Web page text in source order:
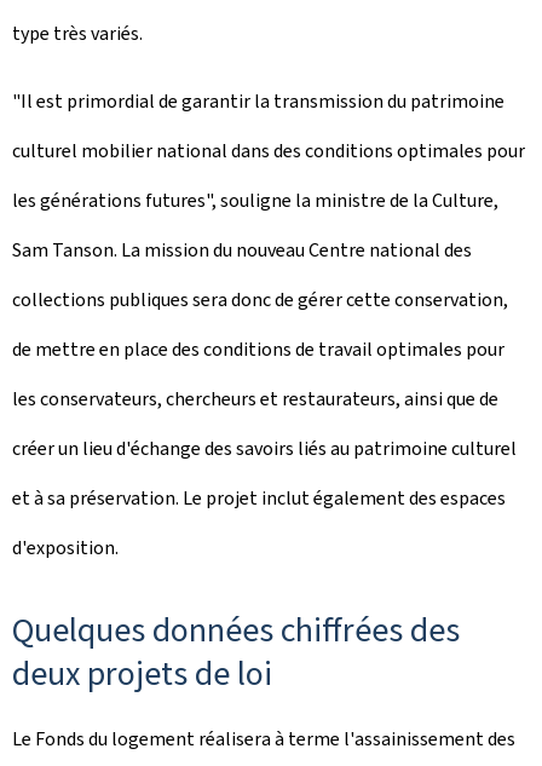
type très variés.
"Il est primordial de garantir la transmission du patrimoine
culturel mobilier national dans des conditions optimales pour
les générations futures", souligne la ministre de la Culture,
Sam Tanson. La mission du nouveau Centre national des
collections publiques sera donc de gérer cette conservation,
de mettre en place des conditions de travail optimales pour
les conservateurs, chercheurs et restaurateurs, ainsi que de
créer un lieu d'échange des savoirs liés au patrimoine culturel
et à sa préservation. Le projet inclut également des espaces
d'exposition.
Quelques données chiffrées des
deux projets de loi
Le Fonds du logement réalisera à terme l'assainissement des